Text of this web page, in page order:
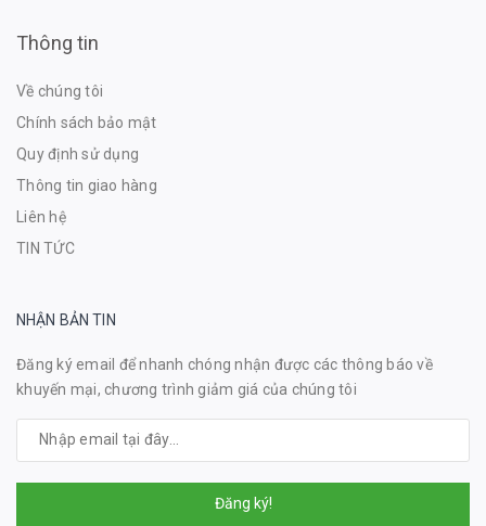
Thông tin
Về chúng tôi
Chính sách bảo mật
Quy định sử dụng
Thông tin giao hàng
Liên hệ
TIN TỨC
NHẬN BẢN TIN
Đăng ký email để nhanh chóng nhận được các thông báo về
khuyến mại, chương trình giảm giá của chúng tôi
Đăng ký!